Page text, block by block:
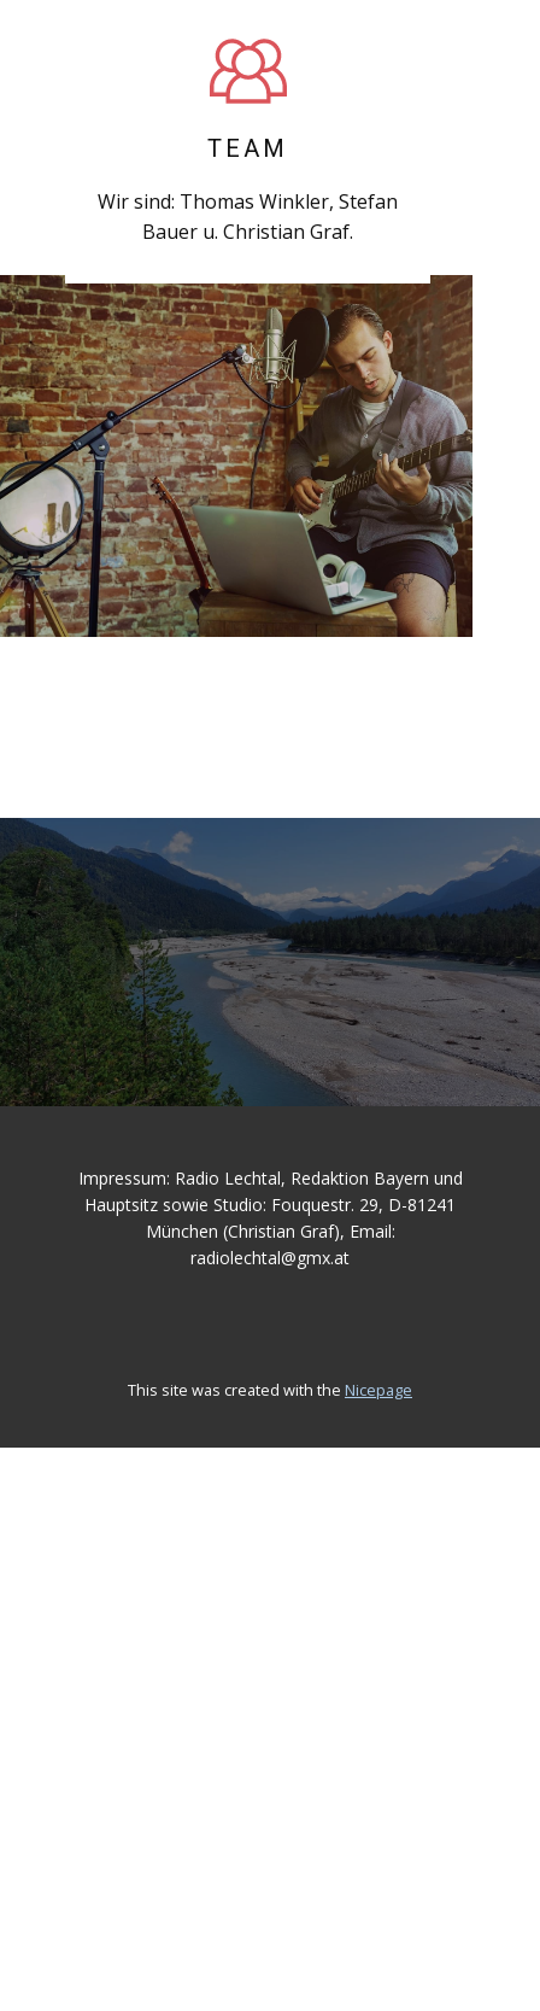
TEAM
Wir sind: Thomas Winkler, Stefan
Bauer u. Christian Graf.
Impressum: Radio Lechtal, Redaktion Bayern und
Hauptsitz sowie Studio: Fouquestr. 29, D-81241
München (Christian Graf), Email:
radiolechtal@gmx.at
This site was created with the Nicepage